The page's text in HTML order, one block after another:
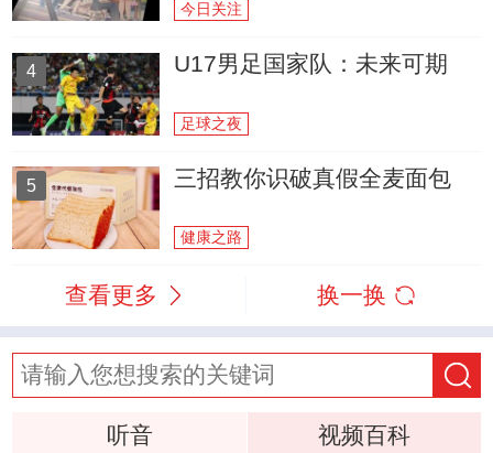
今日关注
4 U17男足国家队：未来可期
足球之夜
5 三招教你识破真假全麦面包
健康之路
查看更多 换一换
听音
视频百科